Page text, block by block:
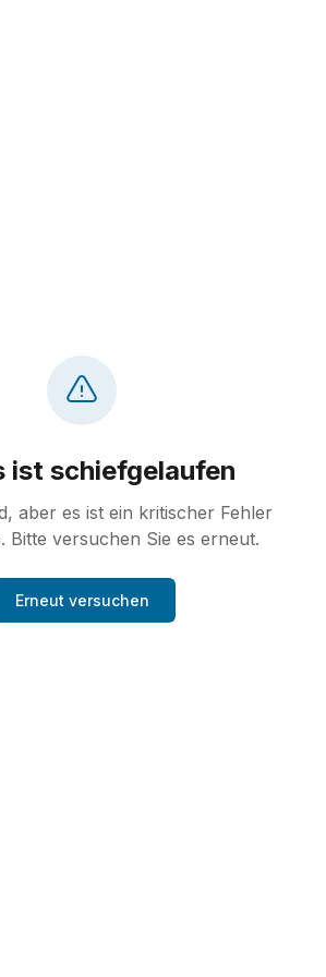
ist schiefgelaufen
aber es ist ein kritischer Fehler
Bitte versuchen Sie es erneut.
Erneut versuchen